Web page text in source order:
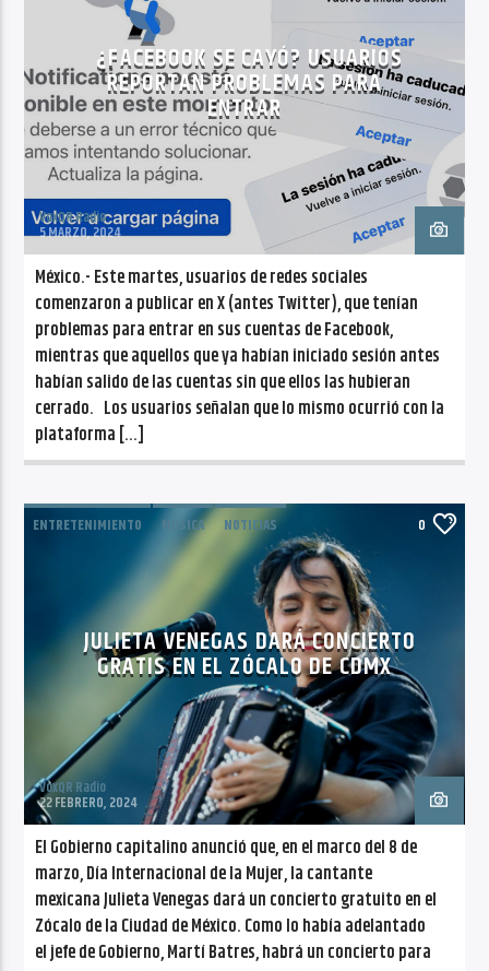
NO TITLES AVAILABLE
Radio VoxQR
¿FACEBOOK SE CAYÓ? USUARIOS
REPORTAN PROBLEMAS PARA
ENTRAR
VoxQR Radio
5 MARZO, 2024
México.- Este martes, usuarios de redes sociales
comenzaron a publicar en X (antes Twitter), que tenían
problemas para entrar en sus cuentas de Facebook,
mientras que aquellos que ya habían iniciado sesión antes
habían salido de las cuentas sin que ellos las hubieran
cerrado. Los usuarios señalan que lo mismo ocurrió con la
plataforma […]
ENTRETENIMIENTO MÚSICA
NOTICIAS
0
JULIETA VENEGAS DARÁ CONCIERTO
GRATIS EN EL ZÓCALO DE CDMX
VoxQR Radio
22 FEBRERO, 2024
El Gobierno capitalino anunció que, en el marco del 8 de
marzo, Día Internacional de la Mujer, la cantante
mexicana Julieta Venegas dará un concierto gratuito en el
Zócalo de la Ciudad de México. Como lo había adelantado
el jefe de Gobierno, Martí Batres, habrá un concierto para